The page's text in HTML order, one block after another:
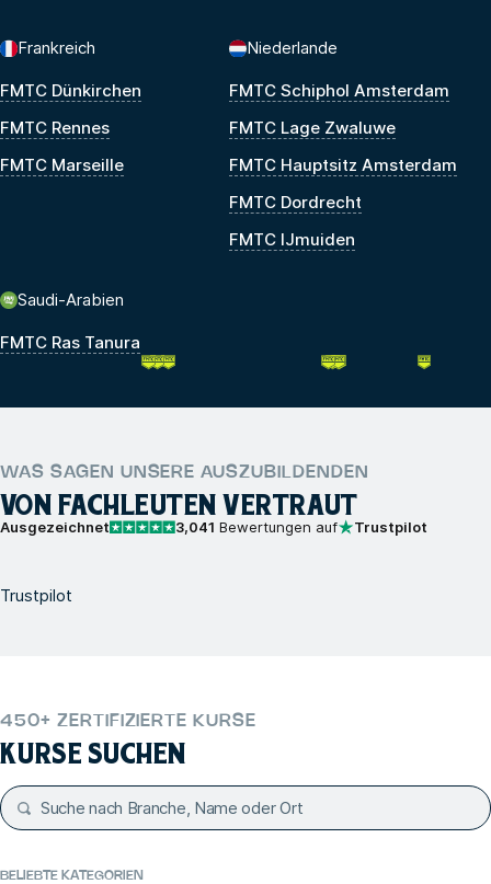
Frankreich
FMTC Dünkirchen
FMTC Rennes
FMTC Marseille
Niederlande
FMTC Schiphol Amsterdam
FMTC Lage Zwaluwe
FMTC Hauptsitz Amsterdam
FMTC Dordrecht
FMTC IJmuiden
Saudi-Arabien
FMTC Ras Tanura
WAS SAGEN UNSERE AUSZUBILDENDEN
VON FACHLEUTEN VERTRAUT
Ausgezeichnet 3,041 Bewertungen auf Trustpilot
Trustpilot
450+ ZERTIFIZIERTE KURSE
KURSE SUCHEN
BELIEBTE KATEGORIEN